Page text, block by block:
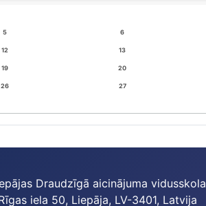
5 6
12 13
19 20
26 27
Draudzīgā aicinājuma vidusskola
iela 50, Liepāja, LV-3401, Latvija